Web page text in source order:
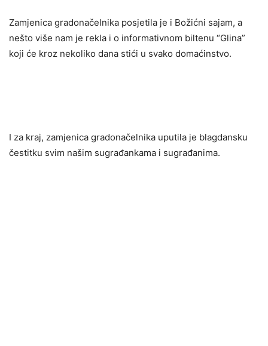
Zamjenica gradonačelnika posjetila je i Božićni sajam, a
nešto više nam je rekla i o informativnom biltenu “Glina”
koji će kroz nekoliko dana stići u svako domaćinstvo.
I za kraj, zamjenica gradonačelnika uputila je blagdansku
čestitku svim našim sugrađankama i sugrađanima.